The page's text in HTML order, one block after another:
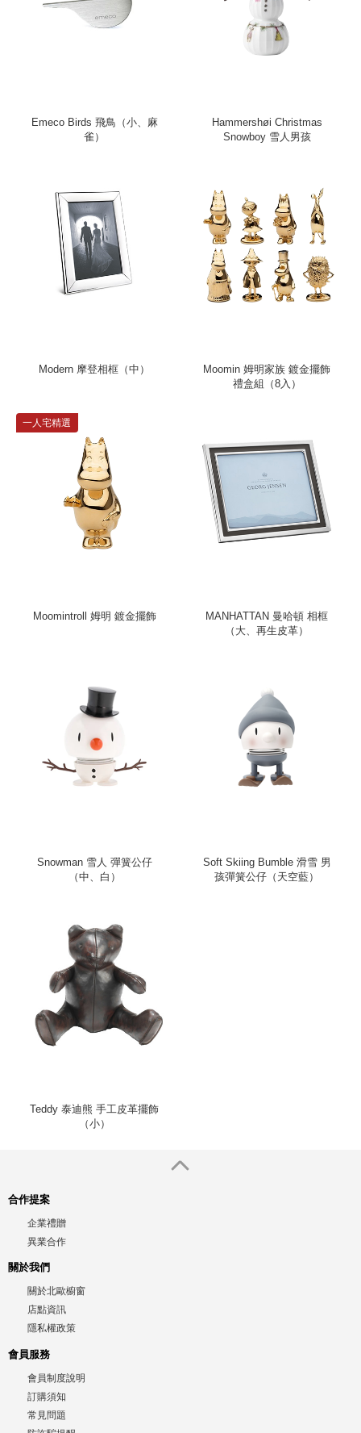
Emeco Birds 飛鳥（小、麻
雀）
Hammershøi Christmas
Snowboy 雪人男孩
Modern 摩登相框（中）
Moomin 姆明家族 鍍金擺飾
禮盒組（8入）
一人宅精選
Moomintroll 姆明 鍍金擺飾
MANHATTAN 曼哈頓 相框
（大、再生皮革）
Snowman 雪人 彈簧公仔
（中、白）
Soft Skiing Bumble 滑雪 男
孩彈簧公仔（天空藍）
Teddy 泰迪熊 手工皮革擺飾
（小）
合作提案
企業禮贈
異業合作
關於我們
關於北歐櫥窗
店點資訊
隱私權政策
會員服務
會員制度說明
訂購須知
常見問題